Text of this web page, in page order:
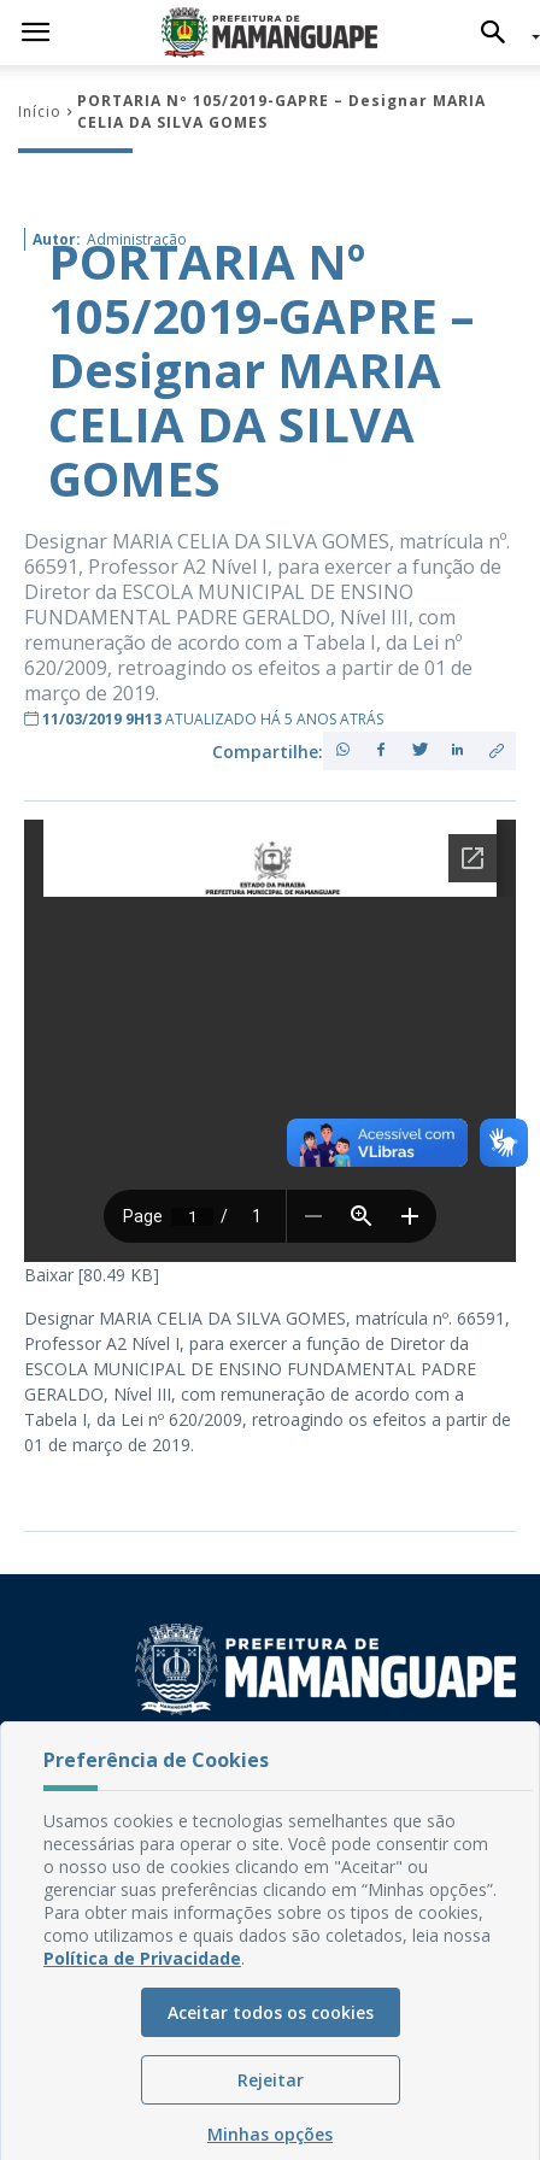
Início
PORTARIA Nº 105/2019-GAPRE – Designar MARIA
CELIA DA SILVA GOMES
Autor: Administração
PORTARIA Nº
105/2019-GAPRE –
Designar MARIA
CELIA DA SILVA
GOMES
Designar MARIA CELIA DA SILVA GOMES, matrícula nº.
66591, Professor A2 Nível I, para exercer a função de
Diretor da ESCOLA MUNICIPAL DE ENSINO
FUNDAMENTAL PADRE GERALDO, Nível III, com
remuneração de acordo com a Tabela I, da Lei nº
620/2009, retroagindo os efeitos a partir de 01 de
março de 2019.
11/03/2019 9H13ATUALIZADO HÁ 5 ANOS ATRÁS
Compartilhe:
Baixar [80.49 KB]
Designar MARIA CELIA DA SILVA GOMES, matrícula nº. 66591,
Professor A2 Nível I, para exercer a função de Diretor da
ESCOLA MUNICIPAL DE ENSINO FUNDAMENTAL PADRE
GERALDO, Nível III, com remuneração de acordo com a
Tabela I, da Lei nº 620/2009, retroagindo os efeitos a partir de
01 de março de 2019.
Rua do Imperador, 78, Centro
Email: comunicacao@mamanguape.pb.gov.br
Expediente: Segunda à Sexta, das 08h às 13h
Mapa do Site
Perguntas frequentes
Glossário
Ouvidoria
Serviços Internos
Política de Privacidade
Preferência de Cookies
Usamos cookies e tecnologias semelhantes que são
necessárias para operar o site. Você pode consentir com
o nosso uso de cookies clicando em "Aceitar" ou
gerenciar suas preferências clicando em “Minhas opções”.
Para obter mais informações sobre os tipos de cookies,
como utilizamos e quais dados são coletados, leia nossa
Política de Privacidade.
Aceitar todos os cookies
Rejeitar
Minhas opções